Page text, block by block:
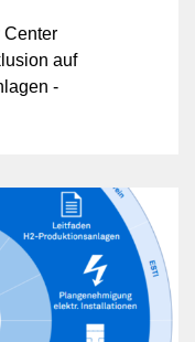
Center
auf
-